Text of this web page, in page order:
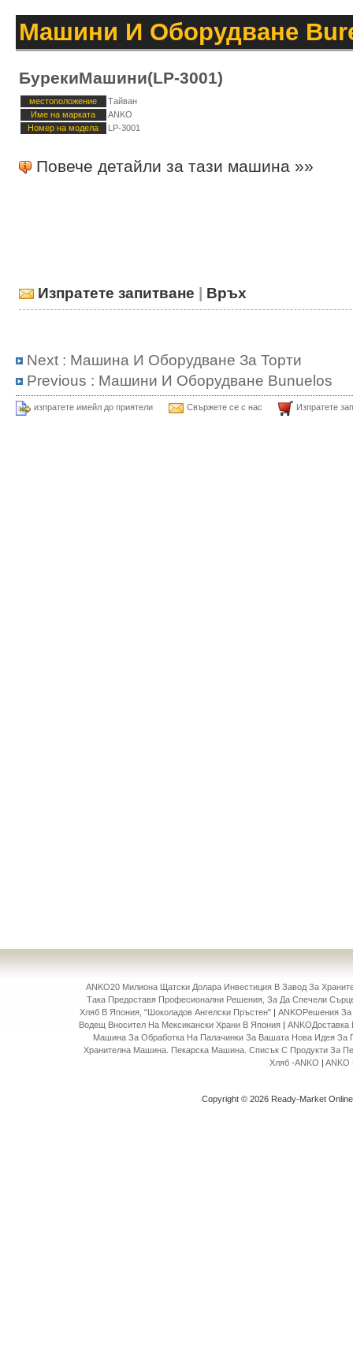
Машини И Оборудване
БурекиМашини(LP-3001)
местоположение
Тайван
Име на марката
ANKO
Номер на модела
LP-3001
Повече детайли за тази машина »»
Изпратете запитване | Връх
Next : Машина И Оборудване За Торти
Previous : Машини И Оборудване Bunuelos
изпратете имейл до приятели Свържете се с нас Изпратете
ANKO20 Милиона Щатски Долара Инвестиция В Завод За
Така Предоставя Професионални Решения, За Да Спечели
Хляб В Япония, "Шоколадов Ангелски Пръстен" |ANKOРешения
Водещ Вносител На Мексикански Храни В Япония |
Машина За Обработка На Палачинки За Вашата Нова Идея За
Хранителна Машина. Пекарска Машина. Списък С Продукти За
Хляб -ANKO |ANKO
Copyright © 2026 Ready-Market